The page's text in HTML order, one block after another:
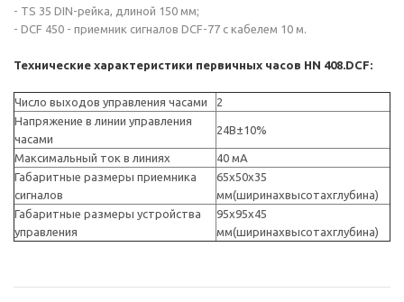
- TS 35 DIN-рейка, длиной 150 мм;
- DCF 450 - приемник сигналов DCF-77 с кабелем 10 м.
Технические характеристики первичных часов HN 408.DCF:
Число выходов управления часами
2
Напряжение в линии управления
часами
24В±10%
Максимальный ток в линиях
40 мА
Габаритные размеры приемника
сигналов
65x50x35
мм(ширинаxвысотаxглубина)
Габаритные размеры устройства
управления
95x95x45
мм(ширинаxвысотаxглубина)